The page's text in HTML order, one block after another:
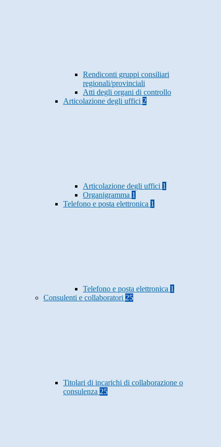
Rendiconti gruppi consiliari
regionali/provinciali
Atti degli organi di controllo
Articolazione degli uffici 2
Articolazione degli uffici 1
Organigramma 1
Telefono e posta elettronica 1
Telefono e posta elettronica 1
Consulenti e collaboratori 25
Titolari di incarichi di collaborazione o
consulenza 25